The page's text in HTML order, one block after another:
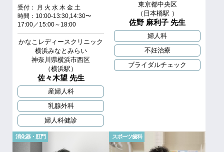
受付： 月 火 水 木 金 土
時間：10:00-13:30,14:30〜
17:00／15:00～18:00
かなこレディースクリニック
横浜みなとみらい
神奈川県横浜市西区
（横浜駅）
佐々木望 先生
産婦人科
乳腺外科
婦人科健診
東京都中央区
（⽇本橋駅 ）
佐野 麻利子 先生
婦人科
不妊治療
ブライダルチェック
消化器・肛門 スポーツ歯科